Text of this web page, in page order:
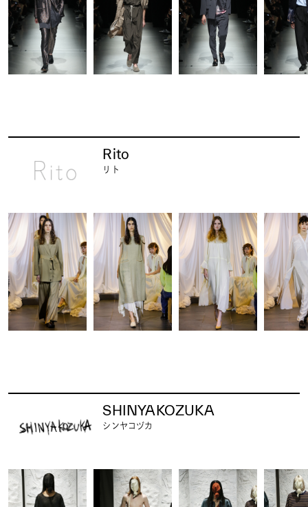
Rito
リト
SHINYAKOZUKA
シンヤコヅカ